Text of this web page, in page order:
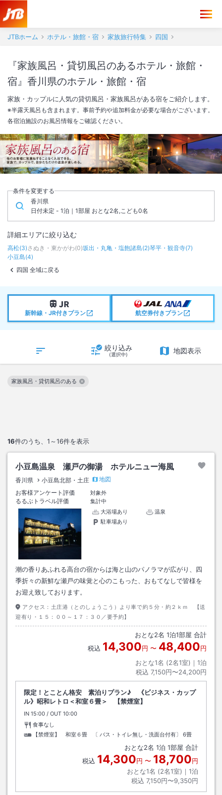
JTBホーム ホテル・旅館・宿 家族旅行特集 四国
『家族風呂・貸切風呂のあるホテル・旅館・
宿』香川県のホテル・旅館・宿
家族・カップルに人気の貸切風呂・家族風呂がある宿をご紹介します。
※半露天風呂も含まれます。事前予約や追加料金が必要な場合がございます。
各宿泊施設のお風呂情報をご確認ください。
条件を変更する
香川県
日付未定 - 1泊｜1部屋 おとな2名,こども0名
詳細エリアに絞り込む
高松(3)さぬき・東かがわ(0)坂出・丸亀・塩飽諸島(2)琴平・観音寺(7)
小豆島(4)
四国 全域に戻る
新幹線・JR付きプラン 航空券付きプラン
絞り込み
(選択中) 地図表示
16件のうち、 1～16件を表示
家族風呂・貸切風呂のある
この絞り込み条件を解除
小豆島温泉 瀬戸の御湯 ホテルニュー海風
香川県 小豆島北部・土庄
地図
お客様アンケート評価
対象外
るるぶトラベル評価
集計中
大浴場あり
温泉
駐車場あり
潮の香りあふれる高台の宿からは海と山のパノラマが広がり、四
季折々の新鮮な瀬戸の味覚と心のこもった、おもてなしで皆様を
お迎え致しております。
アクセス： 土庄港（とのしょうこう）より車で約５分・約２ｋｍ 【送
迎有り・１５：００～１７：３０／要予約】
おとな2名 1泊1部屋 合計
税込 14,300円 〜 48,400円
おとな1名 (2名1室)｜ 1泊
税込 7,150円〜24,200円
限定！とことん格安 素泊りプラン♪ 《ビジネス・カップ
ル》昭和レトロ＜和室６畳＞ 【禁煙室】
IN チェックイン
15:00 / OUT チェックアウト
10:00
食事なし
【禁煙室】 和室６畳 〔 バス・トイレ無し・洗面台付有〕
6畳
おとな2名 1泊 1部屋 合計
税込 14,300円 〜 18,700円
おとな1名 (2名1室)｜ 1泊
税込 7,150円〜9,350円